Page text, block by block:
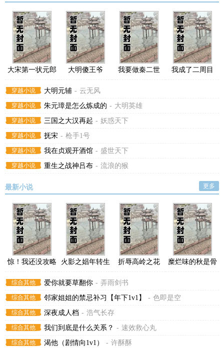
大宋第一状元郎 大明傻王爷 我要做秦二世
我成了二周目
穿越小说 大明元辅 - 云无风
穿越小说 朱元璋是怎么炼成的 - 大明英雄
穿越小说 三国之大汉再起 - 妖惑天下
穿越小说 抚宋 - 枪手1号
穿越小说 我在贞观开酒馆 - 盛世天下
穿越小说 重生之战神吕布 - 流浪的猴
最新小说 更多
惊！我还没攻略
上来了
火影之娼年转生
折辱高岭之花
糜烂味的秋是骨
综合其他 爱你就要草翻你 - 弄雨剑书
综合其他 邻家姐姐的禁忌补习【年下1v1】 - 色即是空
综合其他 深夜成人档 - 浩气长存
综合其他 我们到底是什么关系？ - 速效救心丸
综合其他 渴他（剧情向1v1） - 许酥酥